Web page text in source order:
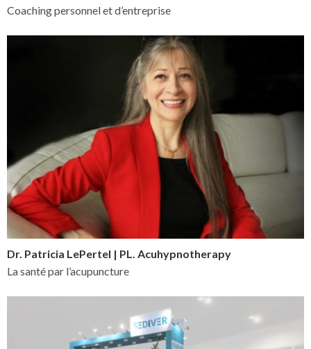
Coaching personnel et d’entreprise
Dr. Patricia LePertel | PL. Acuhypnotherapy
La santé par l’acupuncture